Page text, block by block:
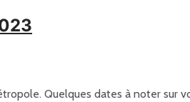
Quelques dates à noter sur